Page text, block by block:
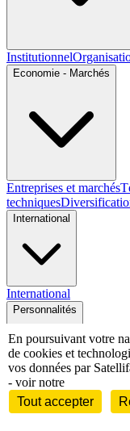
Institutionnel
Economie - Marchés
Entreprises et marchés
techniques
International
International
Personnalités
InterviewBiographies
mouvements
En poursuivant votre
de cookies et
vos données par
- voir notre
Tout accepter